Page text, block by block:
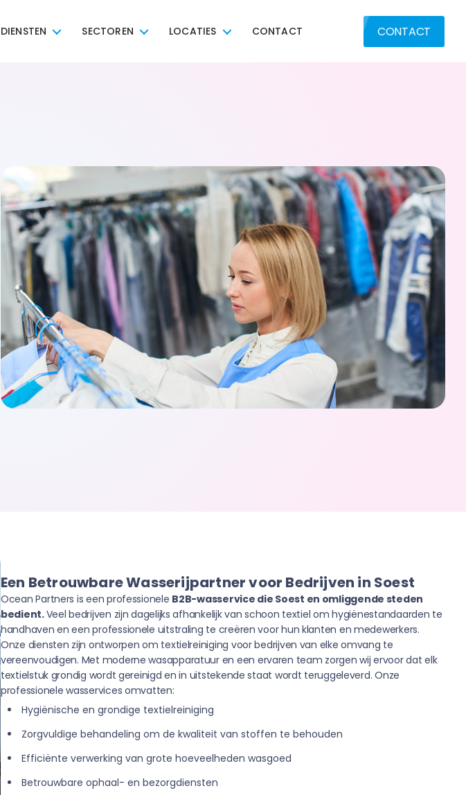
DIENSTEN SECTOREN LOCATIES CONTACT CONTACT
Een Betrouwbare Wasserijpartner voor Bedrijven in Soest
Ocean Partners is een professionele B2B-wasservice die Soest en omliggende steden
bedient.Veel bedrijven zijn dagelijks afhankelijk van schoon textiel om hygiënestandaarden te
handhaven en een professionele uitstraling te creëren voor hun klanten en medewerkers.
Onze diensten zijn ontworpen om textielreiniging voor bedrijven van elke omvang te
vereenvoudigen. Met moderne wasapparatuur en een ervaren team zorgen wij ervoor dat elk
textielstuk grondig wordt gereinigd en in uitstekende staat wordt teruggeleverd. Onze
professionele wasservices omvatten:
Hygiënische en grondige textielreiniging
Zorgvuldige behandeling om de kwaliteit van stoffen te behouden
Efficiënte verwerking van grote hoeveelheden wasgoed
Betrouwbare ophaal- en bezorgdiensten